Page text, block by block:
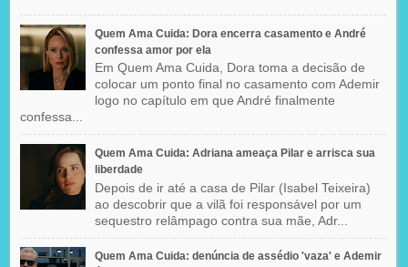
Quem Ama Cuida: Dora encerra casamento e André
confessa amor por ela
Em Quem Ama Cuida, Dora toma a decisão de
colocar um ponto final no casamento com Ademir
logo no capítulo em que André finalmente
confessa...
Quem Ama Cuida: Adriana ameaça Pilar e arrisca sua
liberdade
Depois de ir até a casa de Pilar (Isabel Teixeira)
ao descobrir que a vilã foi responsável por um
sequestro relâmpago contra sua mãe, Adr...
Quem Ama Cuida: denúncia de assédio 'vaza' e Ademir